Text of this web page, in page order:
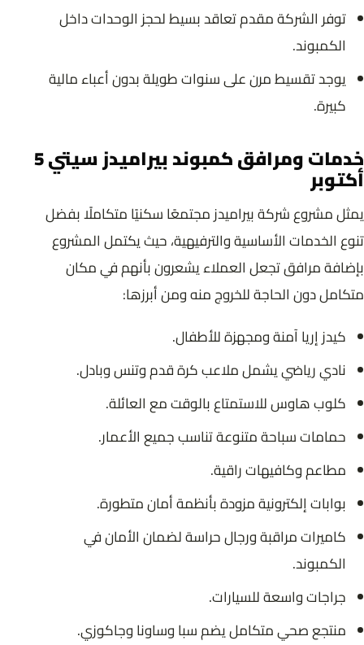
توفر الشركة مقدم تعاقد بسيط لحجز الوحدات داخل
الكمبوند.
يوجد تقسيط مرن على سنوات طويلة بدون أعباء مالية
كبيرة.
خدمات ومرافق كمبوند بيراميدز سيتي 5
أكتوبر
يمثل مشروع شركة بيراميدز مجتمعًا سكنيًا متكاملًا بفضل
تنوع الخدمات الأساسية والترفيهية، حيث يكتمل المشروع
بإضافة مرافق تجعل العملاء يشعرون بأنهم في مكان
متكامل دون الحاجة للخروج منه ومن أبرزها:
كيدز إريا آمنة ومجهزة للأطفال.
نادي رياضي يشمل ملاعب كرة قدم وتنس وبادل.
كلوب هاوس للاستمتاع بالوقت مع العائلة.
حمامات سباحة متنوعة تناسب جميع الأعمار.
مطاعم وكافيهات راقية.
بوابات إلكترونية مزودة بأنظمة أمان متطورة.
كاميرات مراقبة ورجال حراسة لضمان الأمان في
الكمبوند.
جراجات واسعة للسيارات.
منتجع صحي متكامل يضم سبا وساونا وجاكوزي.